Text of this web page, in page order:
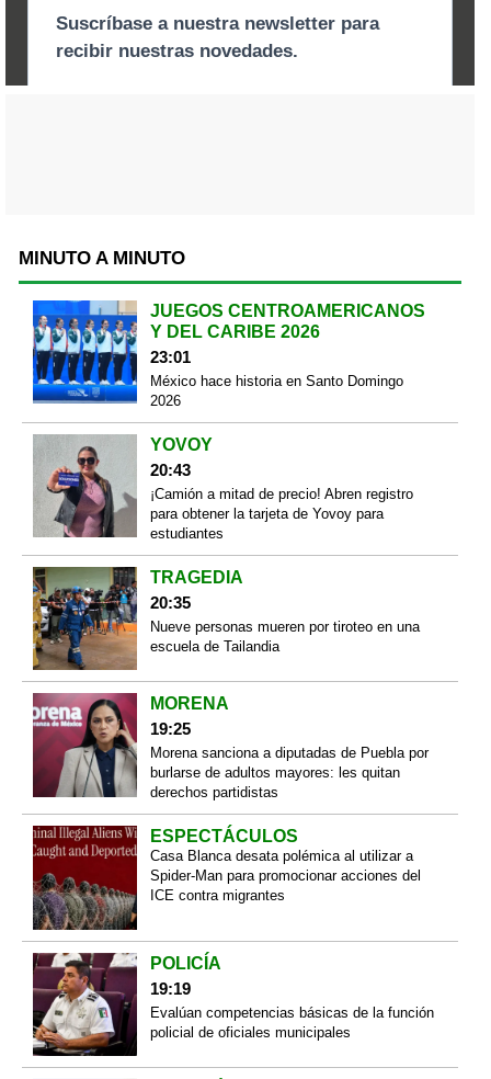
MINUTO A MINUTO
JUEGOS CENTROAMERICANOS
Y DEL CARIBE 2026
23:01
México hace historia en Santo Domingo
2026
YOVOY
20:43
¡Camión a mitad de precio! Abren registro
para obtener la tarjeta de Yovoy para
estudiantes
TRAGEDIA
20:35
Nueve personas mueren por tiroteo en una
escuela de Tailandia
MORENA
19:25
Morena sanciona a diputadas de Puebla por
burlarse de adultos mayores: les quitan
derechos partidistas
ESPECTÁCULOS
Casa Blanca desata polémica al utilizar a
Spider-Man para promocionar acciones del
ICE contra migrantes
POLICÍA
19:19
Evalúan competencias básicas de la función
policial de oficiales municipales